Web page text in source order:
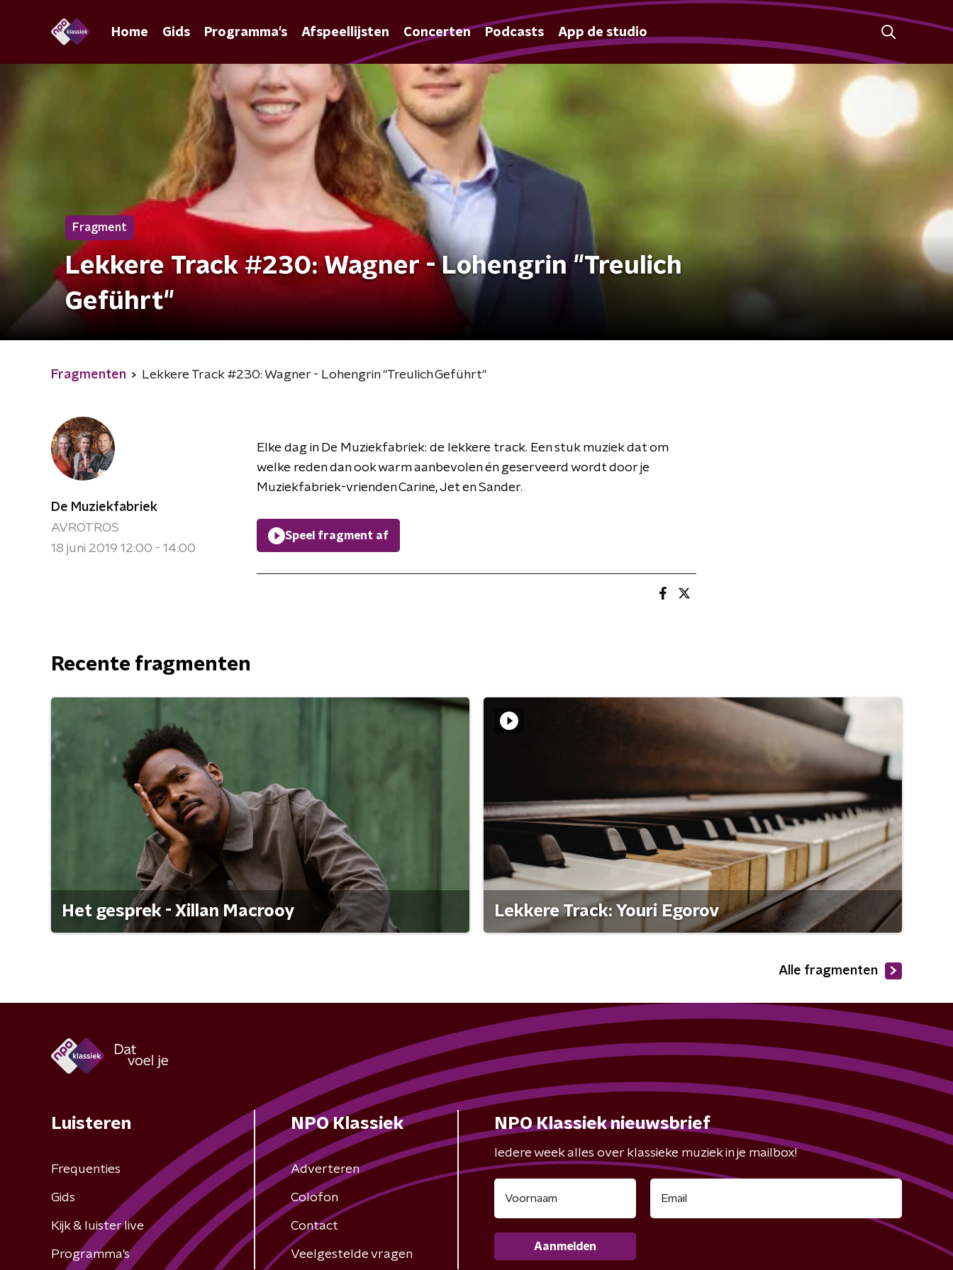
Home Gids Programma's Afspeellijsten Concerten Podcasts App de studio
Fragment
Lekkere Track #230: Wagner - Lohengrin "Treulich
Geführt"
Fragmenten Lekkere Track #230: Wagner - Lohengrin "Treulich Geführt"
De Muziekfabriek
AVROTROS
18 juni 2019 12:00 - 14:00
Elke dag in De Muziekfabriek: de lekkere track. Een stuk muziek dat om
welke reden dan ook warm aanbevolen én geserveerd wordt door je
Muziekfabriek-vrienden Carine, Jet en Sander.
Speel fragment af
Recente fragmenten
Het gesprek - Xillan Macrooy Lekkere Track: Youri Egorov
Alle fragmenten
Luisteren
Frequenties
Gids
Kijk & luister live
Programma's
NPO Klassiek
Adverteren
Colofon
Contact
Veelgestelde vragen
NPO Klassiek nieuwsbrief
Iedere week alles over klassieke muziek in je mailbox!
Aanmelden